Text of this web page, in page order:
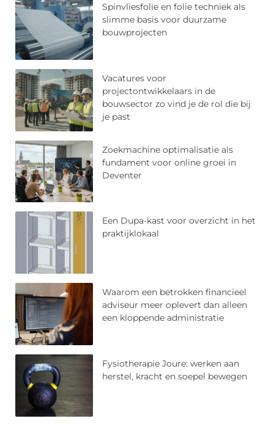
Spinvliesfolie en folie techniek als
slimme basis voor duurzame
bouwprojecten
Vacatures voor
projectontwikkelaars in de
bouwsector zo vind je de rol die bij
je past
Zoekmachine optimalisatie als
fundament voor online groei in
Deventer
Een Dupa-kast voor overzicht in het
praktijklokaal
Waarom een betrokken financieel
adviseur meer oplevert dan alleen
een kloppende administratie
Fysiotherapie Joure: werken aan
herstel, kracht en soepel bewegen